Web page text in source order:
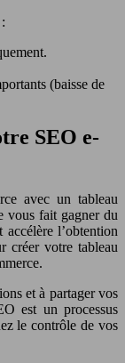
(baisse de
SEO e-
avec un tableau
vous fait gagner du
l’obtention
créer votre tableau
et à partager vos
est un processus
le contrôle de vos